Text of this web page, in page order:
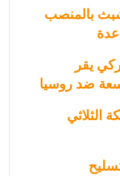
بالمنصب
يقر
ضد روسيا
الثلاثي